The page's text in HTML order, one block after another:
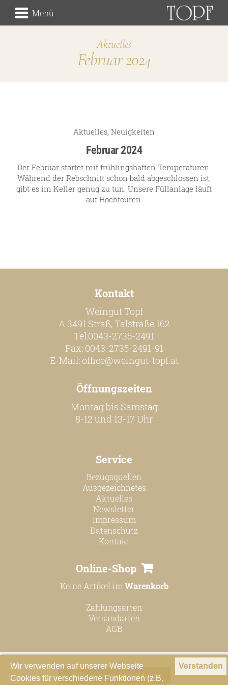
Wir verwenden auf unserer Webseite
Cookies für verschiedene Funktionen (z.B.
Verstanden
Weingut
Traditionsweingut
über uns
unsere Geschichte
Weine
Guts- und Gebietsweine
Ortsweine
Lagenweine
Erste Lagen
Schaumweine
Säfte & Spirituosen
Online Shop
Bezugsquellen
Ausgezeichnetes
Aktuelles
Newsletter
Datenschutz
Kontakt
Menü
Aktuelles
Februar 2024
Aktuelles, Neuigkeiten
Februar 2024
Der Februar startet mit frühlingshaften Temperaturen.
Während der Rebschnitt schon bald abgeschlossen ist,
gibt es im Keller genug zu tun. Unsere Füllanlage läuft
auf Hochtouren.
Kontakt
Weingut Topf
A 3491 Straß, Talstraße 162
Tel:0043-2735-2491
Fax: 0043-2735-2491-91
E-Mail: office@weingut-topf.at
Öffnungszeiten
Montag bis Samstag
8-12 und 13-17 Uhr
Service
Bezugsquellen
Ausgezeichnetes
Aktuelles
Newsletter
Impressum
Datenschutz
Kontakt
Online-Shop
Keine Artikel im Warenkorb
Zahlungsarten
Versandarten
AGB
Newsletter-Anmeldung